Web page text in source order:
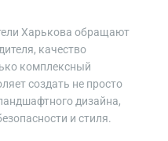
Харькова обращают
качество
комплексный
создать не просто
дизайна,
и стиля.